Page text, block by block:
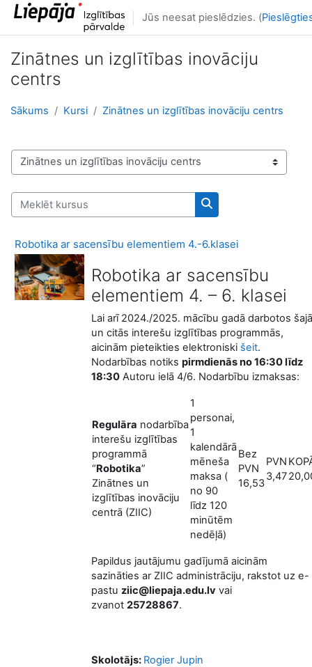
Atvērt galveno saturu
Jūs neesat pieslēdzies. (
Zinātnes un izglītības inovāciju
centrs
Sākums Kursi Zinātnes un izglītības inovāciju centrs
Kursu kategorijas
Meklēt kursus
Meklēt kursus
Robotika ar sacensību elementiem 4.-6.klasei
Robotika ar sacensību
elementiem 4. – 6. klasei
Lai arī 2024./2025. mācību gadā darbotos šajā
un citās interešu izglītības programmās,
aicinām pieteikties elektroniski šeit.
Nodarbības notiks pirmdienās no 16:30 līdz
18:30 Autoru ielā 4/6. Nodarbību izmaksas:
Regulāra nodarbība
interešu izglītības
programmā
“Robotika”
Zinātnes un
izglītības inovāciju
centrā (ZIIC)
1
personai,
1
kalendārā
mēneša
maksa (
no 90
līdz 120
minūtēm
nedēļā)
Bez
PVN
16,53
PVN
3,47
Papildus jautājumu gadījumā aicinām
sazināties ar ZIIC administrāciju, rakstot uz e-
pastu ziic@liepaja.edu.lv vai
zvanot 25728867.
Skolotājs: Rogier Jupin